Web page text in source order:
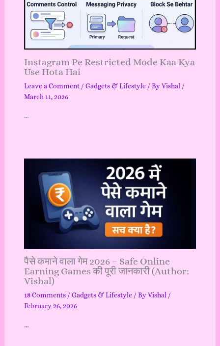
Instagram Pe Restricted Mode Kaa Kya
Use Hota Hai
Leave a Comment / Gadgets & Lifestyle/ ByVishal /
March 11, 2026
…
पैसे कमाने वाला गेम 2026 – Safe Online
Earning Games की पूरी जानकारी (Author:
Vishal)
18 Comments / Gadgets & Lifestyle/ ByVishal /
February 26, 2026
…